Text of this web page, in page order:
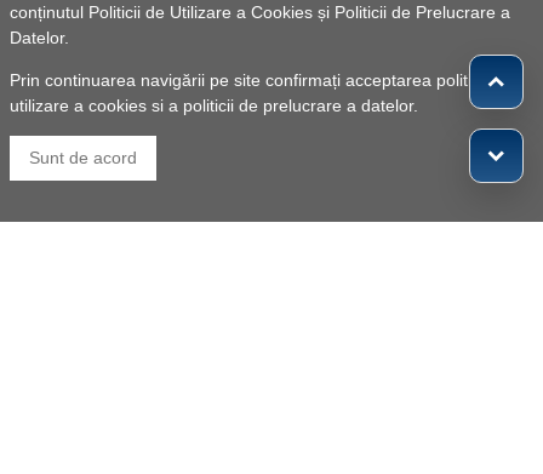
conținutul Politicii de Utilizare a Cookies și Politicii de Prelucrare a
Datelor.
Prin continuarea navigării pe site confirmați acceptarea politicii de
utilizare a cookies si a politicii de prelucrare a datelor.
Sunt de acord
Finanțarea dezvoltării economice locale